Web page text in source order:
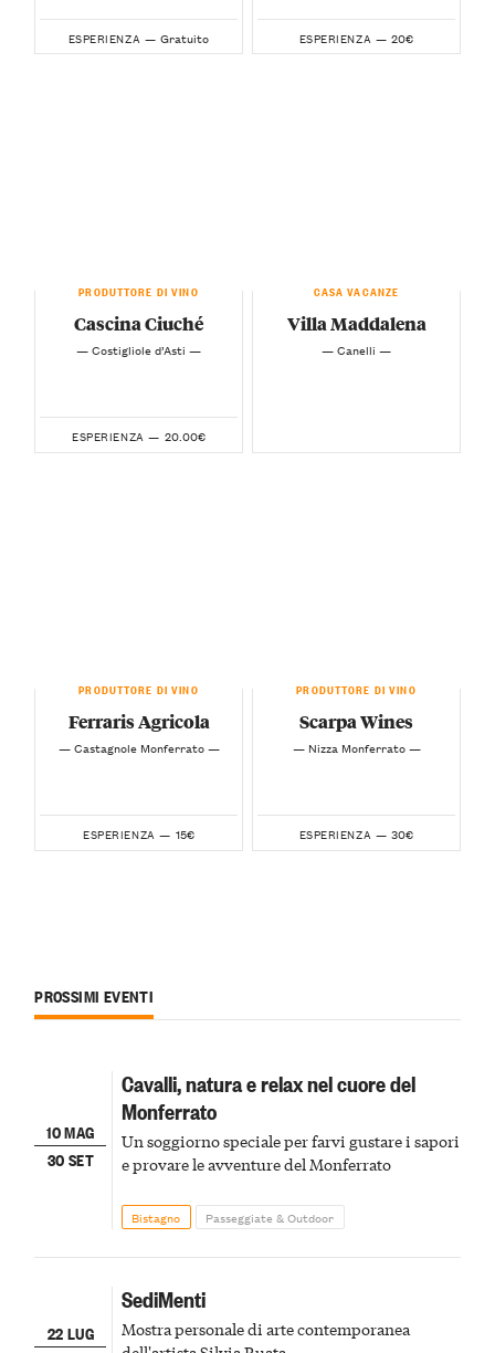
ESPERIENZA — Gratuito ESPERIENZA — 20€
PRODUTTORE DI VINO
Cascina Ciuché
— Costigliole d’Asti —
ESPERIENZA — 20.00€
CASA VACANZE
Villa Maddalena
— Canelli —
PRODUTTORE DI VINO
Ferraris Agricola
— Castagnole Monferrato —
ESPERIENZA — 15€
PRODUTTORE DI VINO
Scarpa Wines
— Nizza Monferrato —
ESPERIENZA — 30€
PROSSIMI EVENTI
10 MAG
30 SET
Cavalli, natura e relax nel cuore del
Monferrato
Un soggiorno speciale per farvi gustare i sapori
e provare le avventure del Monferrato
Bistagno Passeggiate & Outdoor
22 LUG
SediMenti
Mostra personale di arte contemporanea